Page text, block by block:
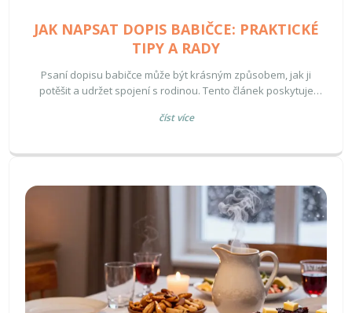
JAK NAPSAT DOPIS BABIČCE: PRAKTICKÉ
TIPY A RADY
Psaní dopisu babičce může být krásným způsobem, jak ji
potěšit a udržet spojení s rodinou. Tento článek poskytuje
udělá radost. Naučte se, jak vybrat správná slova a zajímavá
číst více